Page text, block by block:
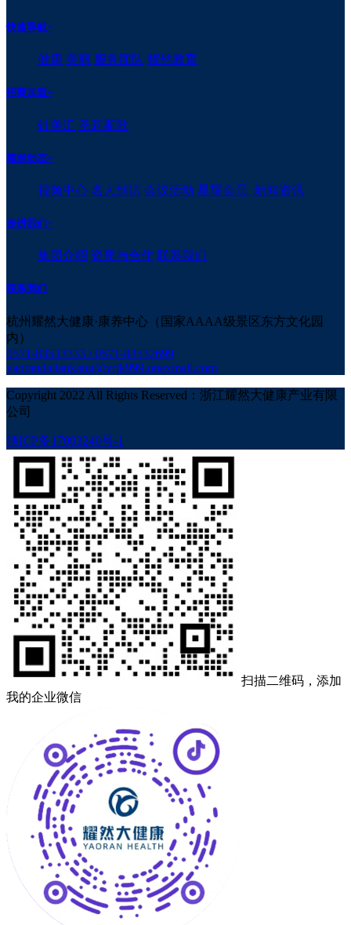
快速导航+
健康 美丽 服务团队 耀然教育
招商加盟+
针美汇 圣莉斯歌
耀然动态+
视频中心 名人到访 会议活动 星耀会员 新闻资讯
走进我们+
集团介绍 资质与合作 联系我们
联系我们
杭州耀然大健康·康养中心（国家AAAA级景区东方文化园
内）
0571-83533333 / 0571-83532699
yaorandajiankang@yrjk999.onexmail.com
Copyright 2022 All Rights Reserved：浙江耀然大健康产业有限
公司
浙ICP备17003240号-1
扫描二维码，添加
我的企业微信